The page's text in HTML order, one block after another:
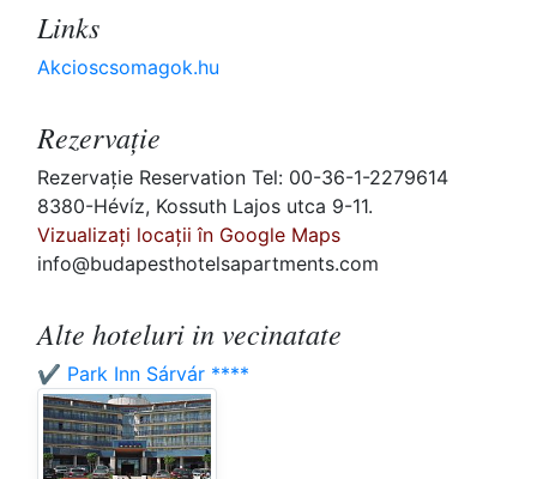
Links
Akcioscsomagok.hu
Rezervaţie
Rezervaţie Reservation Tel: 00-36-1-2279614
8380-Hévíz, Kossuth Lajos utca 9-11.
Vizualizați locații în Google Maps
info@budapesthotelsapartments.com
Alte hoteluri in vecinatate
✔️ Park Inn Sárvár ****